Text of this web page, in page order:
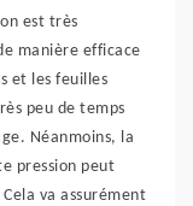
est très
manière efficace
et les feuilles
peu de temps
Néanmoins, la
pression peut
va assurément